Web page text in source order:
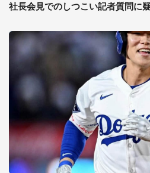
社長会見でのしつこい記者質問に